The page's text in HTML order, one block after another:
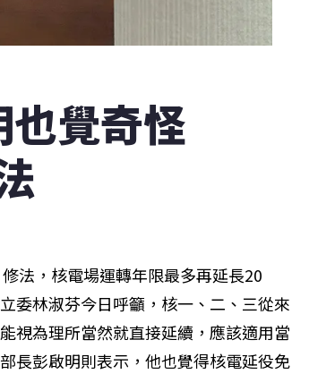
也覺奇怪
修法，核電場運轉年限最多再延長20
委林淑芬今日呼籲，核一、二、三從來
視為理所當然就直接延續，應該適用當
長彭啟明則表示，他也覺得核電延役免